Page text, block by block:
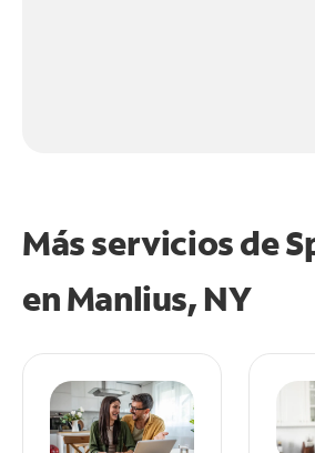
Más servicios de
enManlius, NY